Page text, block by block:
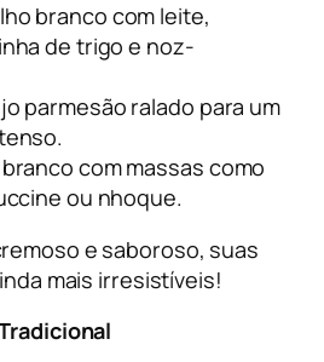
branco com leite,
de trigo e noz-
parmesão ralado para um
com massas como
ou nhoque.
e saboroso, suas
mais irresistíveis!